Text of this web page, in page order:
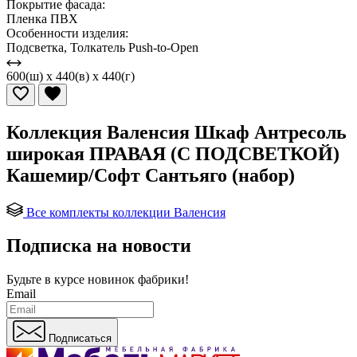
Покрытие фасада:
Пленка ПВХ
Особенности изделия:
Подсветка, Толкатель Push-to-Open
600(ш) x 440(в) x 440(г)
Коллекция Валенсия Шкаф Антресоль
широкая ПРАВАЯ (С ПОДСВЕТКОЙ)
Кашемир/Софт Сантьяго (набор)
Все комплекты коллекции Валенсия
Подписка на новости
Будьте в курсе новинок фабрики!
Email
Подписаться